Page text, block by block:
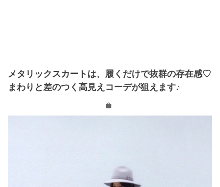
メタリックスカートは、履くだけで抜群の存在感♡
まわりと差のつく高見えコーデが狙えます♪